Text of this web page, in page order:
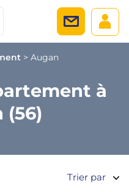
> Augan
à
(56)
Trier par